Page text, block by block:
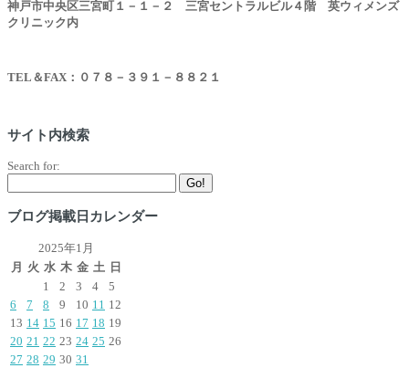
神戸市中央区三宮町１－１－２ 三宮セントラルビル４階 英ウィメンズ
クリニック内
TEL ＆FAX：０７８－３９１－８８２１
サイト内検索
Search for:
Go!
ブログ掲載日カレンダー
2025年1月
月
火 水 木 金 土 日
1
2 3 4
5
6
7 8 9 10 11 12
13 14 15 16 17 18 19
20 21 22 23 24 25 26
27 28 29 30 31